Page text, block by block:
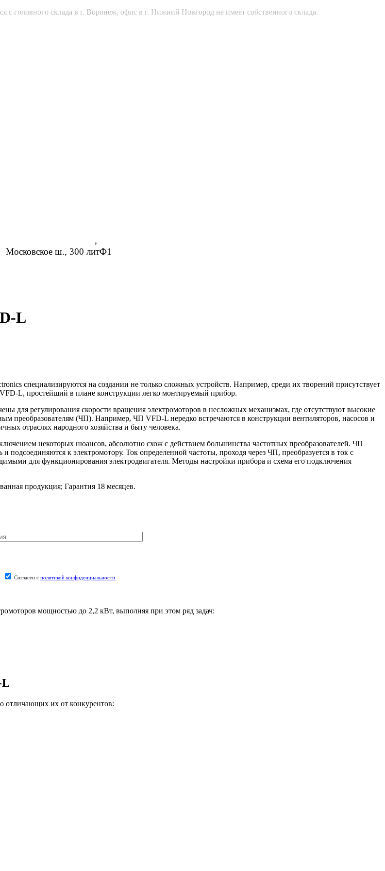
с головного склада в г. Воронеж, офис в г. Нижний Новгород не имеет собственного склада.
,
Московское ш., 300 литФ1
L
специализируются на создании не только сложных устройств. Например, среди их творений присутствует
VFD-L, простейший в плане конструкции легко монтируемый прибор.
для регулирования скорости вращения электромоторов в несложных механизмах, где отсутствуют высокие
преобразователям (ЧП). Например, ЧП VFD-L нередко встречаются в конструкции вентиляторов, насосов и
отраслях народного хозяйства и быту человека.
некоторых нюансов, абсолютно схож с действием большинства частотных преобразователей. ЧП
подсоединяются к электромотору. Ток определенной частоты, проходя через ЧП, преобразуется в ток с
для функционирования электродвигателя. Методы настройки прибора и схема его подключения
продукция; Гарантия 18 месяцев.
Согласен с политикой конфиденциальности
мощностью до 2,2 кВт, выполняя при этом ряд задач:
L
отличающих их от конкурентов: